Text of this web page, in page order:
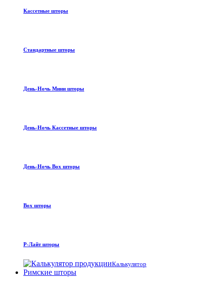
Кассетные шторы
Стандартные шторы
День-Ночь Мини шторы
День-Ночь Кассетные шторы
День-Ночь Box шторы
Box шторы
Р-Лайт шторы
Калькулятор
Римские шторы